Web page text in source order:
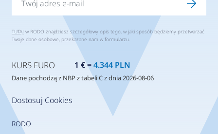
Dostosuj Cookies
RODO
TUTAJ w RODO znajdziesz szczegółowy opis tego, w jaki sposób będziemy przetwarzać
Twoje dane osobowe, przekazane nam w formularzu.
KURS EURO 1 € =4.344 PLN
Dane pochodzą z NBP z tabeli C z dnia 2026-08-06